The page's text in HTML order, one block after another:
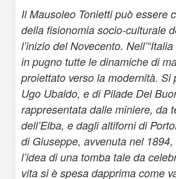
Il Mausoleo Tonietti può essere
della fisionomia socio-culturale
l’inizio del Novecento.
in pugno tutte le dinamiche di
proiettato verso la modernità.
Ugo Ubaldo, e di Pilade Del
rappresentata dalle miniere, da
dell’Elba, e dagli altiforni di
di Giuseppe, avvenuta nel
l’idea di una tomba tale da
vita si è spesa dapprima come